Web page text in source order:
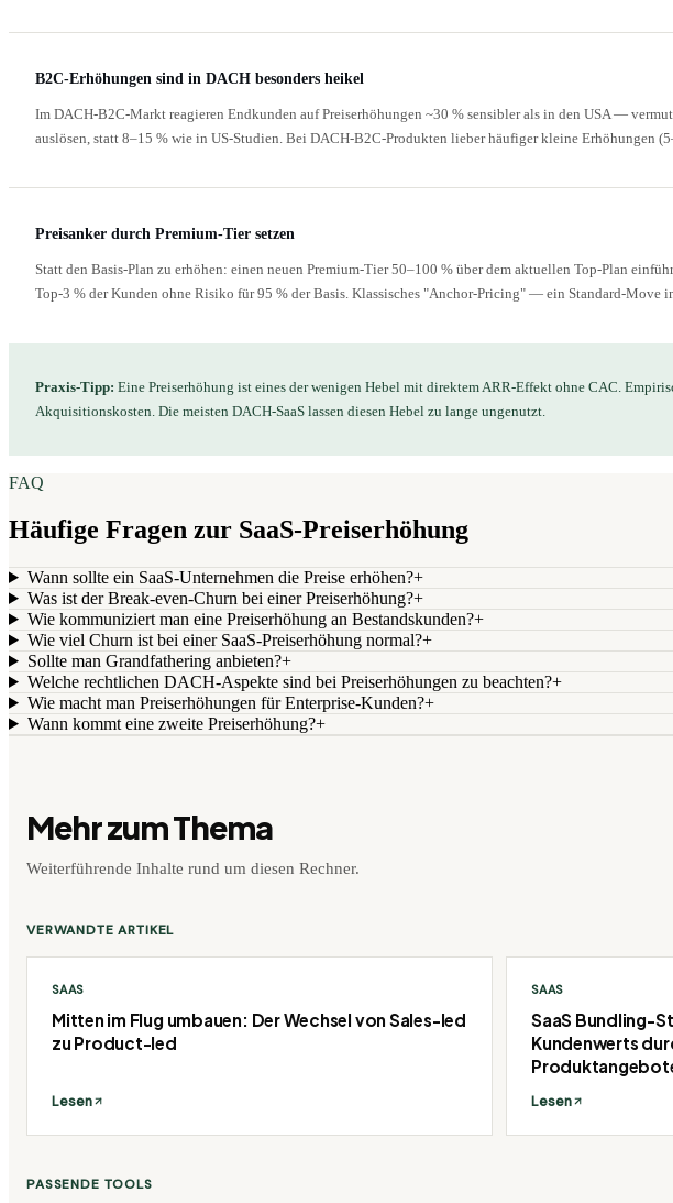
B2C-Erhöhungen sind in DACH besonders heikel
Im DACH-B2C-Markt reagieren Endkunden auf Preiserhöhungen ~30 % sensibler als in den USA —
auslösen, statt 8–15 % wie in US-Studien. Bei DACH-B2C-Produkten lieber häufiger kleine Erhöhungen
Preisanker durch Premium-Tier setzen
Statt den Basis-Plan zu erhöhen: einen neuen Premium-Tier 50–100 % über dem aktuellen Top-Plan
Top-3 % der Kunden ohne Risiko für 95 % der Basis. Klassisches "Anchor-Pricing" — ein Standard-Move
Praxis-Tipp: Eine Preiserhöhung ist eines der wenigen Hebel mit direktem ARR-Effekt ohne CAC.
Akquisitionskosten. Die meisten DACH-SaaS lassen diesen Hebel zu lange ungenutzt.
FAQ
Häufige Fragen zur SaaS-Preiserhöhung
Wann sollte ein SaaS-Unternehmen die Preise erhöhen?+
Was ist der Break-even-Churn bei einer Preiserhöhung?+
Wie kommuniziert man eine Preiserhöhung an Bestandskunden?+
Wie viel Churn ist bei einer SaaS-Preiserhöhung normal?+
Sollte man Grandfathering anbieten?+
Welche rechtlichen DACH-Aspekte sind bei Preiserhöhungen zu beachten?+
Wie macht man Preiserhöhungen für Enterprise-Kunden?+
Wann kommt eine zweite Preiserhöhung?+
Mehr zum Thema
Weiterführende Inhalte rund um diesen Rechner.
VERWANDTE ARTIKEL
SAAS
Mitten im Flug umbauen: Der Wechsel von Sales-led
zu Product-led
Lesen
SAAS
SaaS Bundling-
Kundenwerts
Lesen
PASSENDE TOOLS